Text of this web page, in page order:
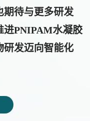
期待与更多研发
进PNIPAM水凝胶
研发迈向智能化